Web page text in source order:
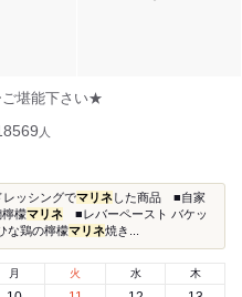
ご堪能下さい★
人
レッシングでマリネした商品 ■自家
檬マリネ ■レバーペースト バケッ
な鶏の檸檬マリネ焼き...
月 火 水 木